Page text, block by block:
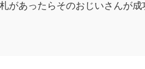
があったらそのおじいさんが成